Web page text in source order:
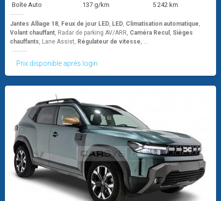
Boîte Auto
137 g/km 5 242 km
Jantes Alliage 18 Feux de jour LED LED Climatisation automatique
Volant chauffant , Radar de parking AV/ARR, Caméra Recul
Sièges
chauffants , Lane Assist, Régulateur de vitesse
Prix disponible après login